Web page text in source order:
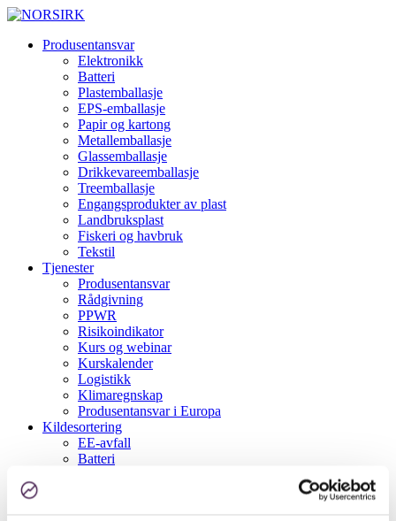
Produsentansvar
Elektronikk
Batteri
Plastemballasje
EPS-emballasje
Papir og kartong
Metallemballasje
Glassemballasje
Drikkevareemballasje
Treemballasje
Engangsprodukter av plast
Landbruksplast
Fiskeri og havbruk
Tekstil
Tjenester
Produsentansvar
Rådgivning
PPWR
Risikoindikator
Kurs og webinar
Kurskalender
Logistikk
Klimaregnskap
Produsentansvar i Europa
Kildesortering
EE-avfall
Batteri